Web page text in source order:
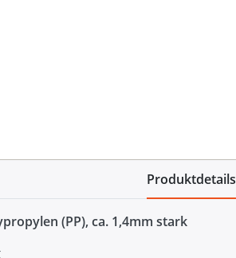
Produktdetails
(PP), ca. 1,4mm stark